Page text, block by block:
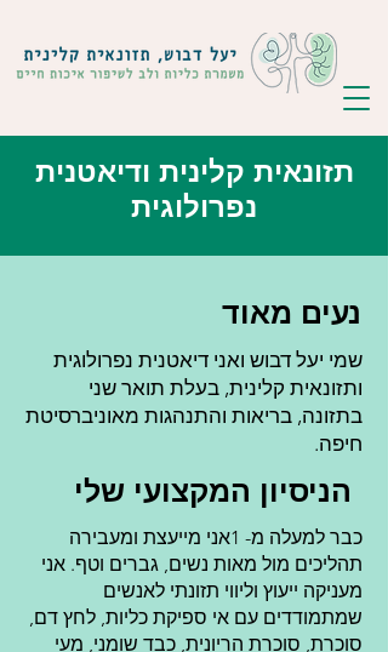
תזונאית קלינית ודיאטנית
נפרולוגית
נעים מאוד
שמי יעל דבוש ואני דיאטנית נפרולוגית
ותזונאית קלינית, בעלת תואר שני
בתזונה, בריאות והתנהגות מאוניברסיטת
חיפה.
הניסיון המקצועי שלי
כבר למעלה מ- 1אני מייעצת ומעבירה
תהליכים מול מאות נשים, גברים וטף. אני
מעניקה ייעוץ וליווי תזונתי לאנשים
שמתמודדים עם אי ספיקת כליות, לחץ דם,
סוכרת, סוכרת הריונית, כבד שומני, מעי